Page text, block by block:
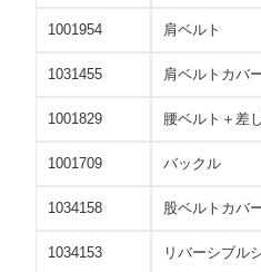
1001954 肩ベルト
1031455 肩ベルトカバ
1001829 腰ベルト＋差
1001709 バックル
1034158 股ベルトカバ
1034153 リバーシブル